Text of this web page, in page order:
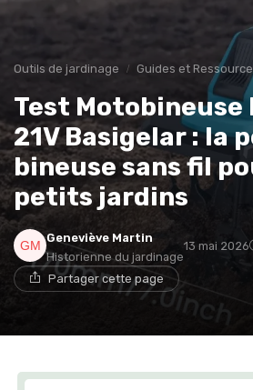
Outils de jardinage Guides et
Test
21V Basigelar : la
bineuse sans fil
petits jardins
Geneviève Martin
Historienne du jardinage
13 mai 2026
Partager cette page